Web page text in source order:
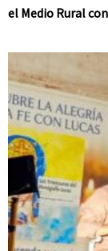
el Medio Rural